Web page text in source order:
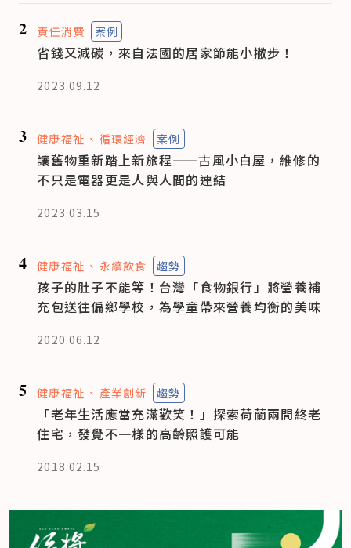
2 責任消費 案例
省錢又減碳，來自法國的居家節能小撇步！
2023.09.12
3 健康福祉 循環經濟 案例
讓舊物重新踏上新旅程——古風小白屋，維修的
不只是電器更是人與人間的連結
2023.03.15
4 健康福祉 永續飲食 趨勢
孩子的肚子不能等！台灣「食物銀行」將營養補
充包送往偏鄉學校，為學童帶來營養均衡的美味
2020.06.12
5 健康福祉 產業創新 趨勢
「老年生活應當充滿歡笑！」探索荷蘭兩間終老
住宅，發覺不一樣的高齡照護可能
2018.02.15